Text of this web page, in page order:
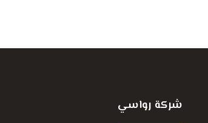
شركة رواسي